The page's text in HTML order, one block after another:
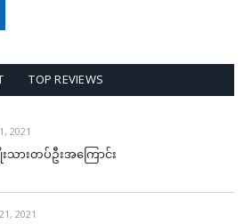
TOP REVIEWS
2021
းသားတပ်ဦးအကြောင်း
2021